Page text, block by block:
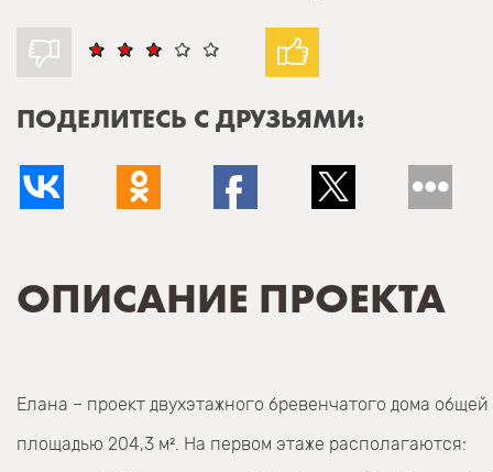
ПОДЕЛИТЕСЬ С ДРУЗЬЯМИ:
ОПИСАНИЕ ПРОЕКТА
Елана – проект двухэтажного бревенчатого дома общей
площадью 204,3 м². На первом этаже располагаются: